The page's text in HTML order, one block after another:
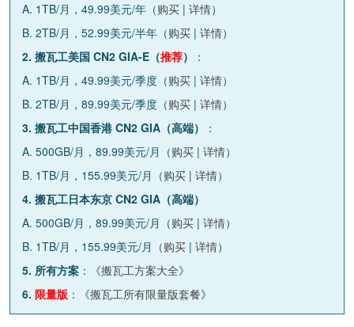
A. 1TB/月，49.99美元/年（购买 | 详情）
B. 2TB/月，52.99美元/半年（购买 | 详情）
2. 搬瓦工美国 CN2 GIA-E（推荐）
：
A. 1TB/月，49.99美元/季度（购买 | 详情）
B. 2TB/月，89.99美元/季度（购买 | 详情）
3. 搬瓦工中国香港 CN2 GIA（高端）
：
A. 500GB/月，89.99美元/月（购买 | 详情）
B. 1TB/月，155.99美元/月（购买 | 详情）
4. 搬瓦工日本东京 CN2 GIA（高端）
A. 500GB/月，89.99美元/月（购买 | 详情）
B. 1TB/月，155.99美元/月（购买 | 详情）
5. 所有方案 ：《搬瓦工方案大全》
6. 限量版 ：《搬瓦工所有限量版套餐》